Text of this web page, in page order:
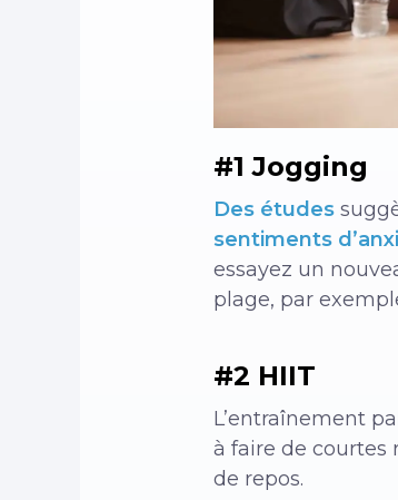
#1 Jogging
Des études
sentiments
essayez un
plage, par
#2 HIIT
L’entraînement
à faire de courtes
de repos.